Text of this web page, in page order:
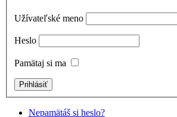
Užívateľské meno
Heslo
Pamätaj si ma
Nepamätáš si heslo?